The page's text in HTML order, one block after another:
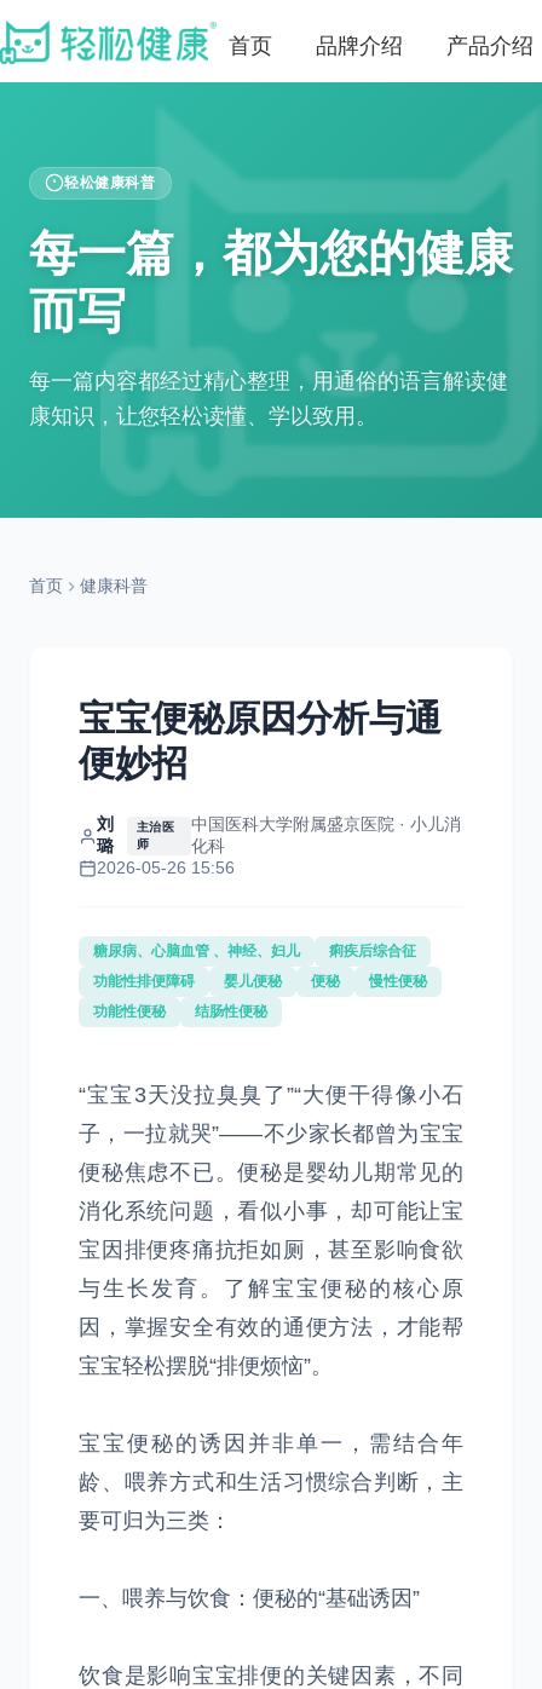
首页 品牌介绍 产品介绍
轻松健康科普
每一篇，都为您的健康
而写
每一篇内容都经过精心整理，用通俗的语言解读健
康知识，让您轻松读懂、学以致用。
首页 健康科普
宝宝便秘原因分析与通
便妙招
刘
璐
主治医
师
中国医科大学附属盛京医院 · 小儿消
化科
2026-05-26 15:56
糖尿病、心脑血管 、神经、妇儿
痢疾后综合征
功能性排便障碍
婴儿便秘 便秘
慢性便秘
功能性便秘
结肠性便秘
“宝宝3天没拉臭臭了”“大便干得像小石
子，一拉就哭”——不少家长都曾为宝宝
便秘焦虑不已。便秘是婴幼儿期常见的
消化系统问题，看似小事，却可能让宝
宝因排便疼痛抗拒如厕，甚至影响食欲
与生长发育。了解宝宝便秘的核心原
因，掌握安全有效的通便方法，才能帮
宝宝轻松摆脱“排便烦恼”。
宝宝便秘的诱因并非单一，需结合年
龄、喂养方式和生活习惯综合判断，主
要可归为三类：
一、喂养与饮食：便秘的“基础诱因”
饮食是影响宝宝排便的关键因素，不同